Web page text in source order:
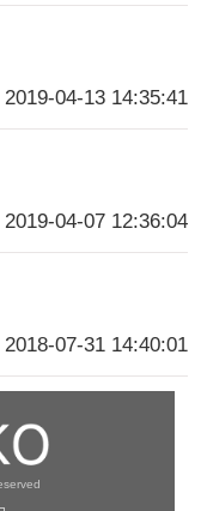
2019-04-13 14:35:41
2019-04-07 12:36:04
2018-07-31 14:40:01